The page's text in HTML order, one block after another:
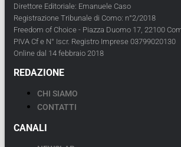
Direttore Editoriale: Emanuele Caso
Registrazione Tribunale di Como: n°2/2018
Freedom of Choice - Piazza Duomo 17, 22100
PIVA Cf e N° Iscr. Registro Imprese 03799020130
Online dal 14 febbraio 2018
REDAZIONE
CHI SIAMO
CONTATTI
CANALI